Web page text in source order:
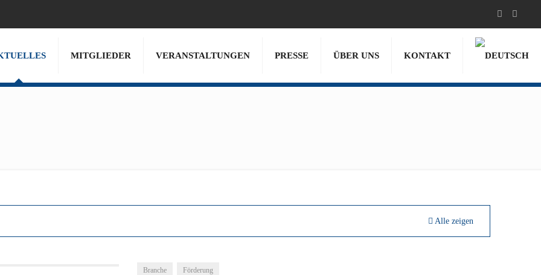
MITGLIEDER VERANSTALTUNGEN PRESSE ÜBER UNS KONTAKT
Alle zeigen
Branche Förderung